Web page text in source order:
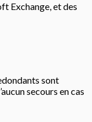
Exchange, et des
sont
secours en cas